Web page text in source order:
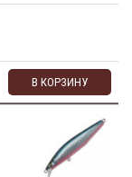
В КОРЗИНУ